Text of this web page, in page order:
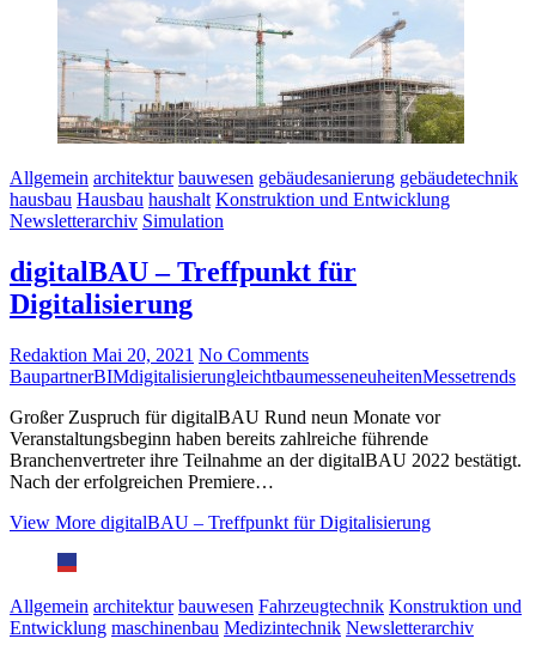
Allgemein architektur bauwesen gebäudesanierung gebäudetechnik
hausbau Hausbau haushalt Konstruktion und Entwicklung
Newsletterarchiv Simulation
digitalBAU – Treffpunkt für
Digitalisierung
Redaktion Mai 20, 2021 No Comments
BaupartnerBIMdigitalisierungleichtbaumesseneuheitenMessetrends
Großer Zuspruch für digitalBAU Rund neun Monate vor
Veranstaltungsbeginn haben bereits zahlreiche führende
Branchenvertreter ihre Teilnahme an der digitalBAU 2022 bestätigt.
Nach der erfolgreichen Premiere…
View More digitalBAU – Treffpunkt für Digitalisierung
Allgemein architektur bauwesen Fahrzeugtechnik Konstruktion und
Entwicklung maschinenbau Medizintechnik Newsletterarchiv